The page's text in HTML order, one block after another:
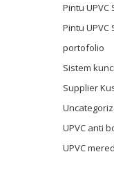
Pintu
Pintu UPVC
portofolio
Sistem
Supplier
UPVC anti
UPVC